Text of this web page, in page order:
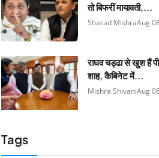
तो बिफरीं मायावती,...
Sharad MishraAug
राघव चड्ढा से खुश हैं
शाह, कैबिनेट में...
Mishra ShivaniAug
Tags